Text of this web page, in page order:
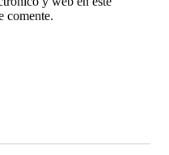
comente.